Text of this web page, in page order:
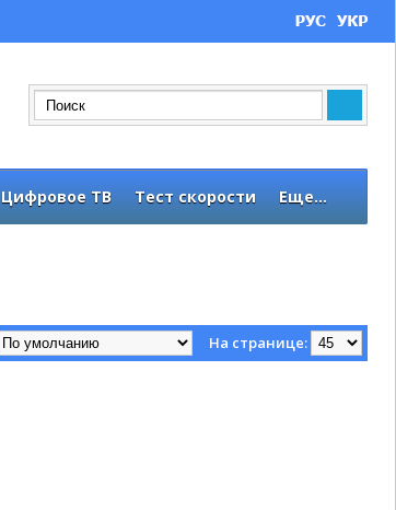
Цифровое ТВ Тест скорости Еще...
На странице: